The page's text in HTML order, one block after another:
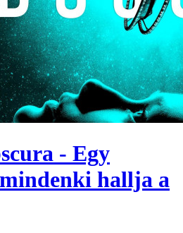
- Egy
hallja a